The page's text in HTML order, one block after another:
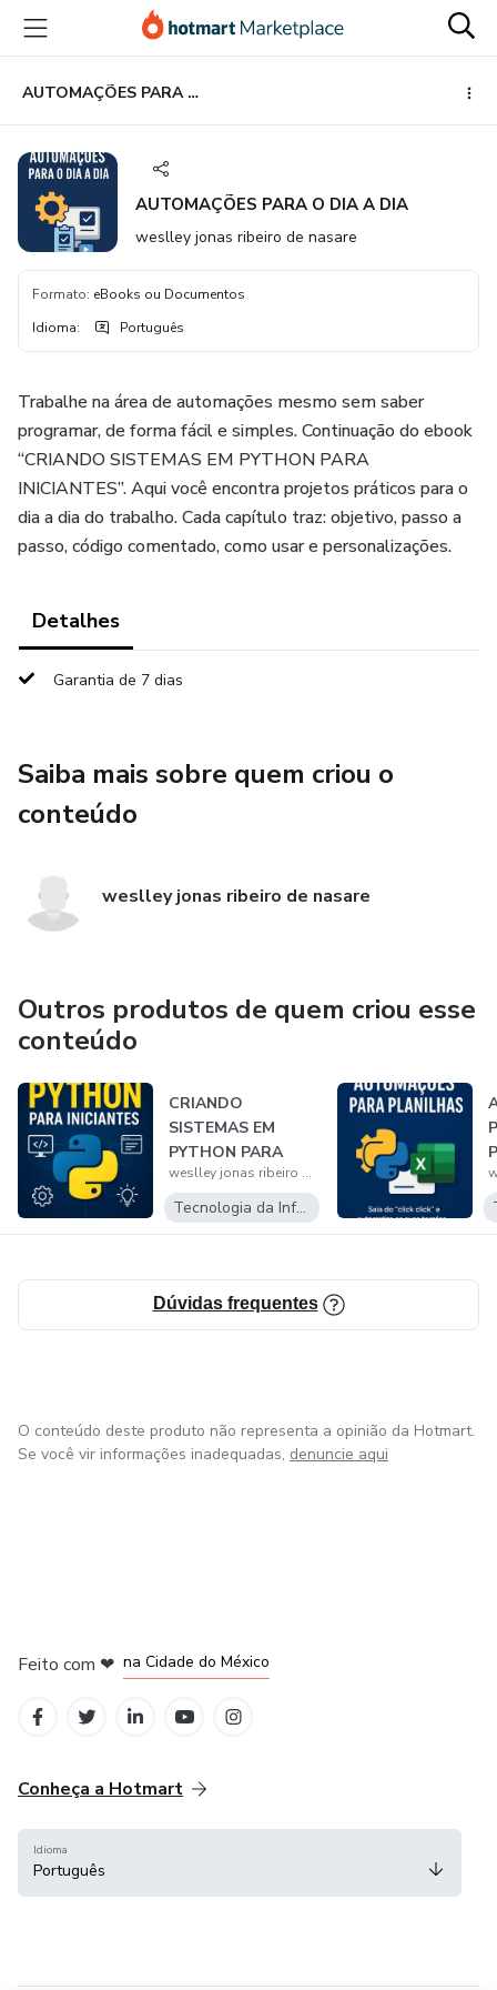
para
conteúdo
principal
para
pagamento
para
rodapé
AUTOMAÇÕES PARA O DIA A DIA
AUTOMAÇÕES PARA O DIA A DIA
weslley jonas ribeiro de nasare
Formato: eBooks ou Documentos
Idioma: Português
Trabalhe na área de automações mesmo sem saber
programar, de forma fácil e simples. Continuação do ebook
“CRIANDO SISTEMAS EM PYTHON PARA
INICIANTES”. Aqui você encontra projetos práticos para o
dia a dia do trabalho. Cada capítulo traz: objetivo, passo a
passo, código comentado, como usar e personalizações.
Detalhes
Garantia de 7 dias
Saiba mais sobre quem criou o
conteúdo
weslley jonas ribeiro de nasare
Outros produtos de quem criou esse
conteúdo
CRIANDO
SISTEMAS EM
PYTHON PARA
INICIANTES
weslley jonas ribeiro de nasare
Tecnologia da Informação
Dúvidas frequentes
O conteúdo deste produto não representa a opinião da Hotmart.
Se você vir informações inadequadas, denuncie aqui
Feito com ❤ na Cidade do México
Conheça a Hotmart
Idioma
Português